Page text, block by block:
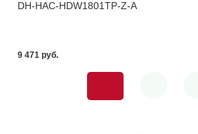
DH-HAC-HDW1801TP-Z-A
9 471 pуб.